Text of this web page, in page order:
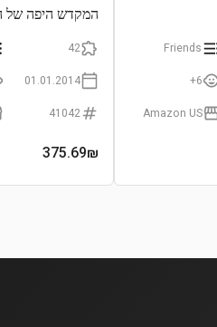
Friends
6+
Amazon US
המקדש היפה של
42
01.01.2014
41042
375.69₪